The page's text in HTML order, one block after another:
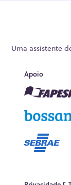
Uma assistente
Apoio